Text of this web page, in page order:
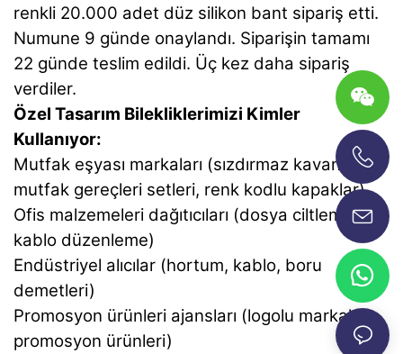
renkli 20.000 adet düz silikon bant sipariş etti.
Numune 9 günde onaylandı. Siparişin tamamı
22 günde teslim edildi. Üç kez daha sipariş
verdiler.
Özel Tasarım Bilekliklerimizi Kimler
Kullanıyor:
Mutfak eşyası markaları (sızdırmaz kavanozlar,
mutfak gereçleri setleri, renk kodlu kapaklar)
Ofis malzemeleri dağıtıcıları (dosya ciltleme,
kablo düzenleme)
Endüstriyel alıcılar (hortum, kablo, boru
demetleri)
Promosyon ürünleri ajansları (logolu markalı
promosyon ürünleri)